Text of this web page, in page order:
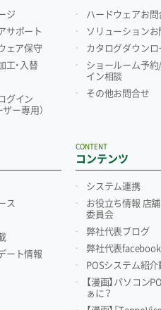
ジ
サポート
ェア保守
工・入替
グイン
ザー専用）
ス
ート情報
ハードウェアお問
ソリューションお
カタログダウンロ
ショールーム予約/
イン相談
その他お問合せ
コンテンツ
CONTENT
システム連携
お役立ち情報 店
委員会
弊社代表ブログ
弊社代表facebook
POSシステム紹介
【漫画】パソコン
ぁに？